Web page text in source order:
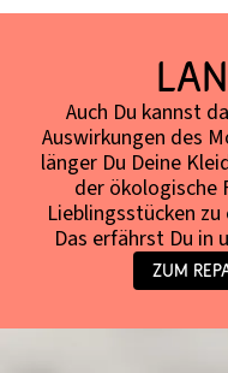
Auch Du kannst
Auswirkungen des
länger Du Deine
der ökologische
Lieblingsstücken
Das erfährst Du in
Zum